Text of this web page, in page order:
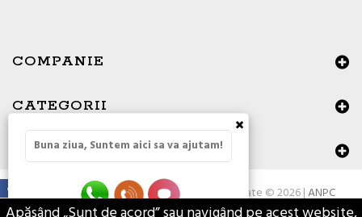
COMPANIE
CATEGORII
DATE DE CONTACT
Toate drepturile rezervate © 2026 |ANPC
×
Buna ziua, Suntem aici sa va ajutam!